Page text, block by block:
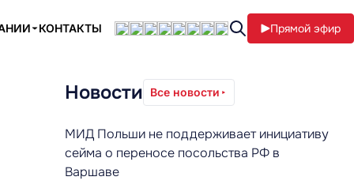
КОНТАКТЫ Прямой эфир
Новости Все новости
МИД Польши не поддерживает инициативу
сейма о переносе посольства РФ в
Варшаве